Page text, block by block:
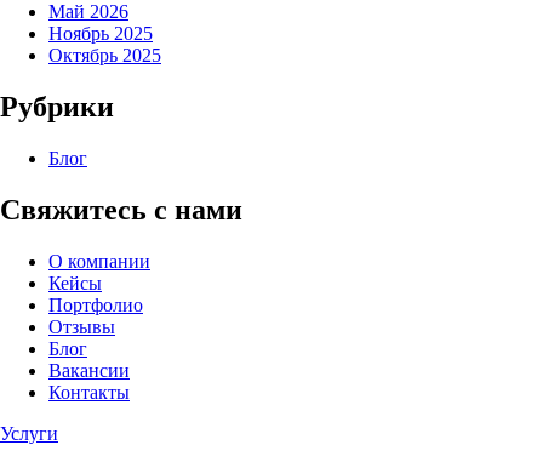
Май 2026
Ноябрь 2025
Октябрь 2025
Рубрики
Блог
Свяжитесь с нами
О компании
Кейсы
Портфолио
Отзывы
Блог
Вакансии
Контакты
Услуги